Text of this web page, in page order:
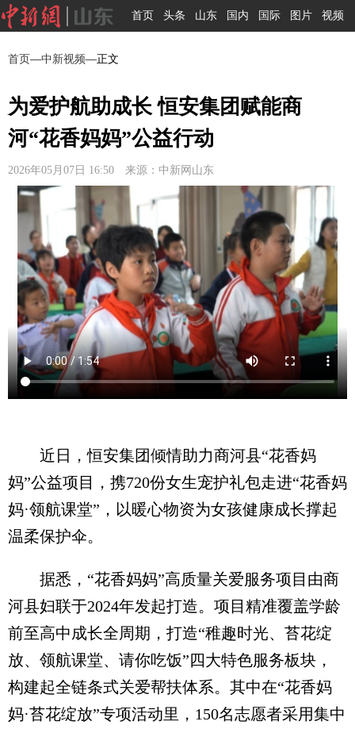
首页 头条 山东 国内 国际 图片 视频
首页—中新视频—正文
为爱护航助成长 恒安集团赋能商
河“花香妈妈”公益行动
2026年05月07日 16:50 来源：中新网山东
近日，恒安集团倾情助力商河县“花香妈
妈”公益项目，携720份女生宠护礼包走进“花香妈
妈·领航课堂”，以暖心物资为女孩健康成长撑起
温柔保护伞。
据悉，“花香妈妈”高质量关爱服务项目由商
河县妇联于2024年发起打造。项目精准覆盖学龄
前至高中成长全周期，打造“稚趣时光、苔花绽
放、领航课堂、请你吃饭”四大特色服务板块，
构建起全链条式关爱帮扶体系。其中在“花香妈
妈·苔花绽放”专项活动里，150名志愿者采用集中